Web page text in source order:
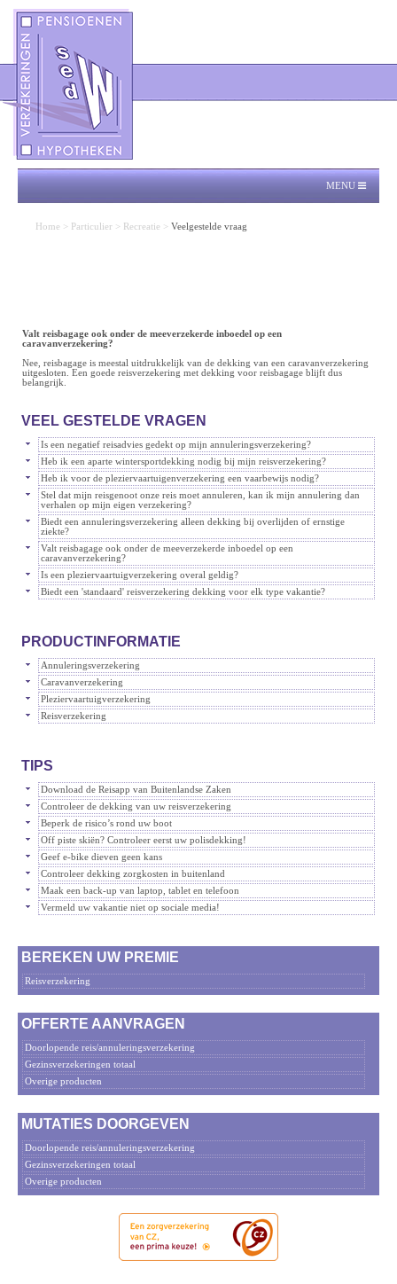
MENU
Home > Particulier > Recreatie > Veelgestelde vraag
Valt reisbagage ook onder de meeverzekerde inboedel op een
caravanverzekering?
Nee, reisbagage is meestal uitdrukkelijk van de dekking van een caravanverzekering
uitgesloten. Een goede reisverzekering met dekking voor reisbagage blijft dus
belangrijk.
VEEL GESTELDE VRAGEN
Is een negatief reisadvies gedekt op mijn annuleringsverzekering?
Heb ik een aparte wintersportdekking nodig bij mijn reisverzekering?
Heb ik voor de pleziervaartuigenverzekering een vaarbewijs nodig?
Stel dat mijn reisgenoot onze reis moet annuleren, kan ik mijn annulering dan
verhalen op mijn eigen verzekering?
Biedt een annuleringsverzekering alleen dekking bij overlijden of ernstige
ziekte?
Valt reisbagage ook onder de meeverzekerde inboedel op een
caravanverzekering?
Is een pleziervaartuigverzekering overal geldig?
Biedt een 'standaard' reisverzekering dekking voor elk type vakantie?
PRODUCTINFORMATIE
Annuleringsverzekering
Caravanverzekering
Pleziervaartuigverzekering
Reisverzekering
TIPS
Download de Reisapp van Buitenlandse Zaken
Controleer de dekking van uw reisverzekering
Beperk de risico’s rond uw boot
Off piste skiën? Controleer eerst uw polisdekking!
Geef e-bike dieven geen kans
Controleer dekking zorgkosten in buitenland
Maak een back-up van laptop, tablet en telefoon
Vermeld uw vakantie niet op sociale media!
BEREKEN UW PREMIE
Reisverzekering
OFFERTE AANVRAGEN
Doorlopende reis/annuleringsverzekering
Gezinsverzekeringen totaal
Overige producten
MUTATIES DOORGEVEN
Doorlopende reis/annuleringsverzekering
Gezinsverzekeringen totaal
Overige producten